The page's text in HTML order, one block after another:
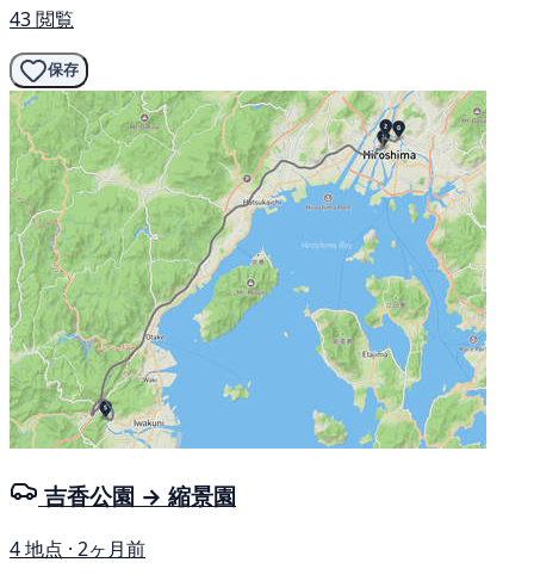
43 閲覧
保存
吉香公園 → 縮景園
4 地点 · 2ヶ月前